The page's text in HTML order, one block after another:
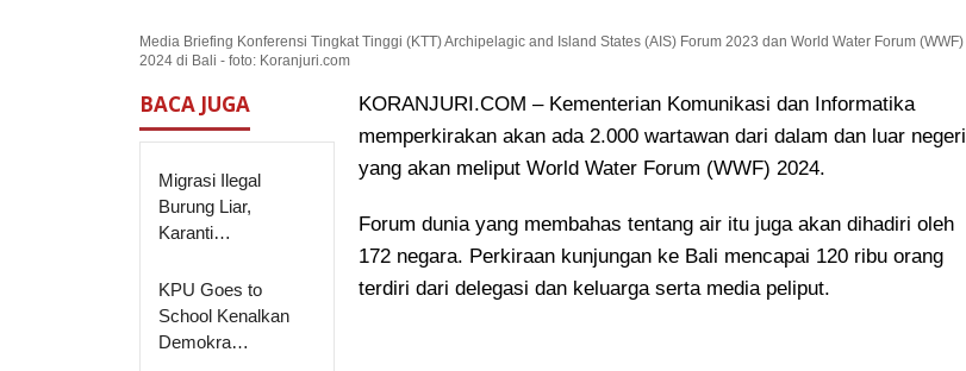
Ribu
dari
Media Briefing Konferensi Tingkat Tinggi (KTT) Archipelagic and Island States (AIS) Forum 2023 dan World Water Forum (WWF)
2024 di Bali - foto: Koranjuri.com
BACA JUGA
Migrasi Ilegal
Burung Liar,
Karanti…
KPU Goes to
School Kenalkan
Demokra…
KORANJURI.COM – Kementerian Komunikasi dan Informatika
memperkirakan akan ada 2.000 wartawan dari dalam dan luar negeri
yang akan meliput World Water Forum (WWF) 2024.
Forum dunia yang membahas tentang air itu juga akan dihadiri oleh
172 negara. Perkiraan kunjungan ke Bali mencapai 120 ribu orang
terdiri dari delegasi dan keluarga serta media peliput.